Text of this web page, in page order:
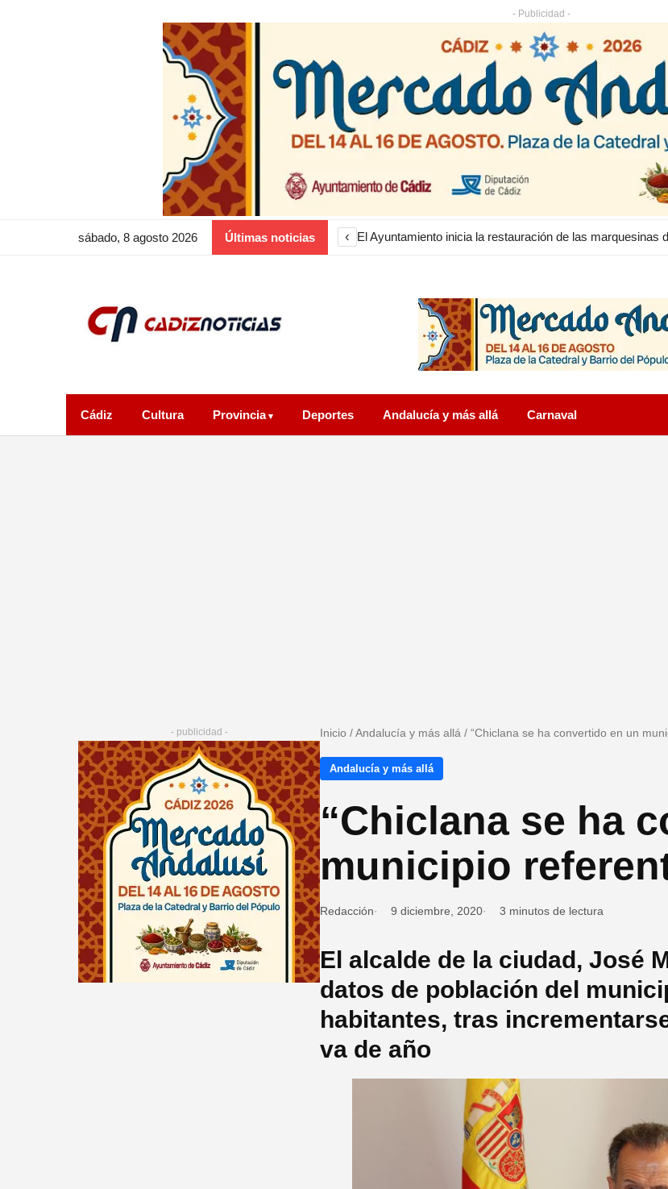
- Publicidad -
sábado, 8 agosto 2026 Últimas noticias ‹
Cádiz Cultura Provincia Deportes Andalucía y más allá Carnaval
- publicidad - Inicio /Andalucía y más allá / “Chiclana se ha convertido en un
Andalucía y más allá
“Chiclana se ha
municipio
Redacción 9 diciembre, 2020 3 minutos de lectura
El alcalde de la ciudad, José
datos de población del
habitantes, tras
va de año